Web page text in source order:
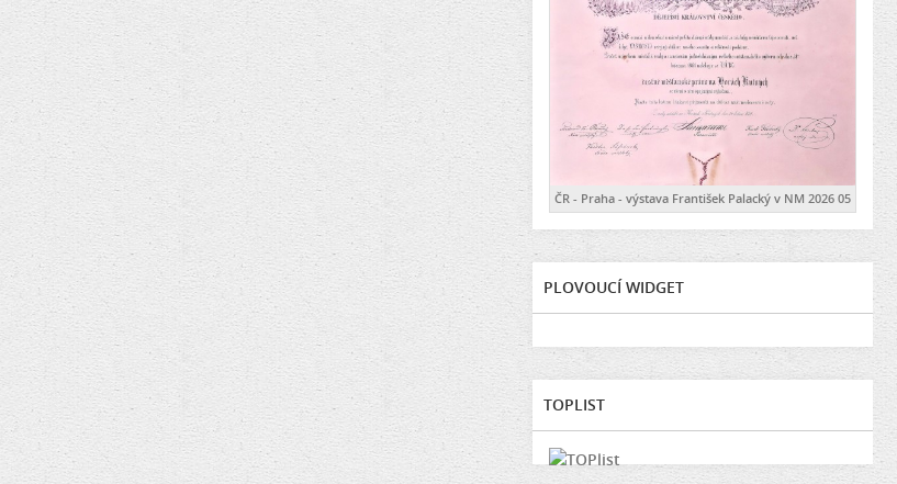
ČR - Praha - výstava František Palacký v NM 2026 05
PLOVOUCÍ WIDGET
TOPLIST